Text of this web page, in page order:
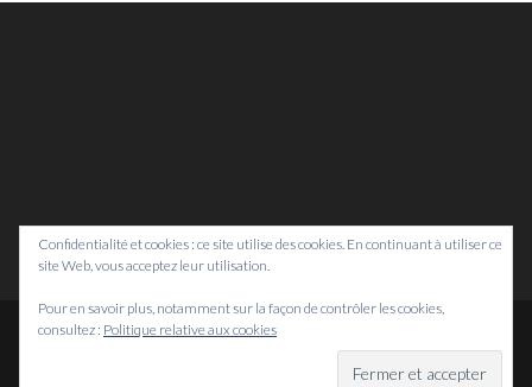
2026
Confidentialité et cookies : ce site utilise des cookies. En continuant à utiliser ce
site Web, vous acceptez leur utilisation.
Pour en savoir plus, notamment sur la façon de contrôler les cookies,
consultez : Politique relative aux cookies